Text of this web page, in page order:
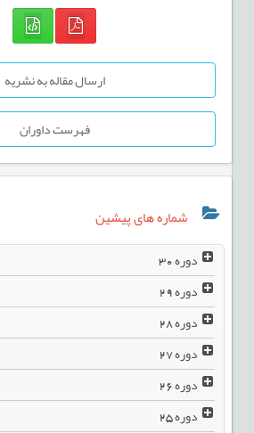
ارسال مقاله به نشریه
فهرست داوران
شماره های پیشین
دوره30
دوره29
دوره28
دوره27
دوره26
دوره25